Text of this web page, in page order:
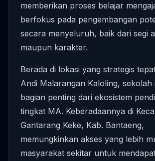
memberikan proses belajar
berfokus pada pengembangan
secara menyeluruh, baik dari segi
maupun karakter.
Berada di lokasi yang strategis
Andi Malarangan Kaloling, sekolah
bagian penting dari ekosistem
tingkat MA. Keberadaannya di
Gantarang Keke, Kab. Bantaeng,
memungkinkan akses yang lebih
masyarakat sekitar untuk